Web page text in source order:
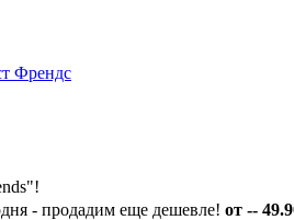
Френдс
- продадим еще дешевле! от --